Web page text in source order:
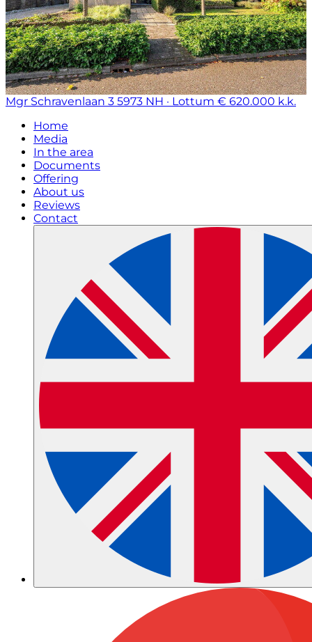
Mgr Schravenlaan 3 5973 NH · Lottum € 620.000 k.k.
Home
Media
In the area
Documents
Offering
About us
Reviews
Contact